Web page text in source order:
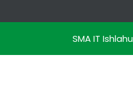
SMA IT